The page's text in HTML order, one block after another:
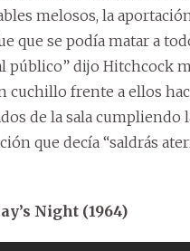
melosos, la
que se podía matar a
público” dijo Hitchcock
cuchillo frente a ellos
de la sala cumpliendo
que decía “saldrás
Night (1964)